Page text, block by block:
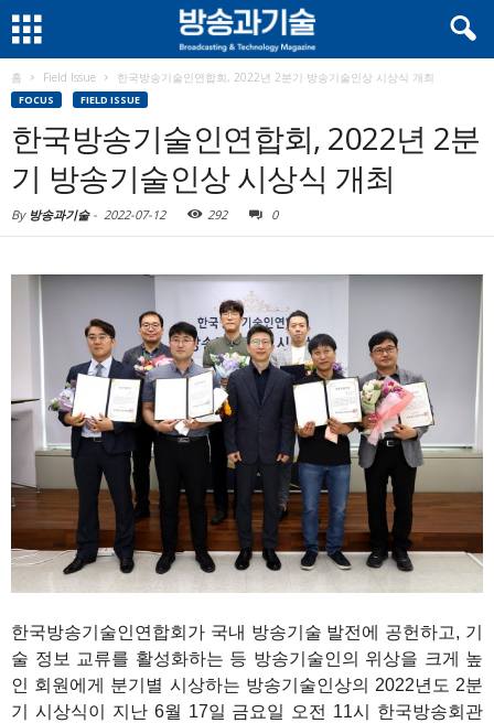
홈 Field Issue 한국방송기술인연합회, 2022년 2분기 방송기술인상 시상식 개최
FOCUS FIELD ISSUE
한국방송기술인연합회, 2022년 2분
기 방송기술인상 시상식 개최
By 방송과기술- 2022-07-12 292 0
한국방송기술인연합회가 국내 방송기술 발전에 공헌하고, 기
술 정보 교류를 활성화하는 등 방송기술인의 위상을 크게 높
인 회원에게 분기별 시상하는 방송기술인상의 2022년도 2분
기 시상식이 지난 6월 17일 금요일 오전 11시 한국방송회관